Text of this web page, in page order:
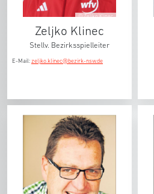
© Zeljko Klinec
Zeljko Klinec
Stellv. Bezirksspielleiter
E-Mail:zeljko.klinec@bezirk-nsw.de